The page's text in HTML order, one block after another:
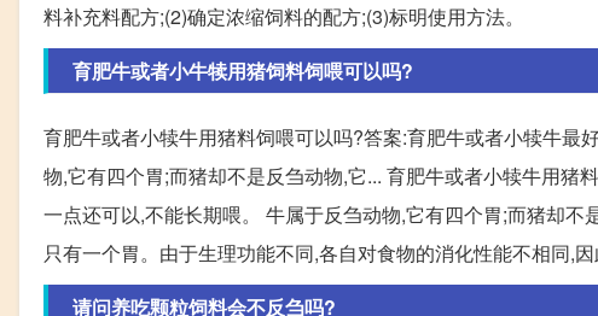
料补充料配方;(2)确定浓缩饲料的配方;(3)标明使用方法。
育肥牛或者小牛犊用猪饲料饲喂可以吗?
育肥牛或者小犊牛用猪料饲喂可以吗?答案:育肥牛或者小犊牛最
物,它有四个胃;而猪却不是反刍动物,它... 育肥牛或者小犊牛用
一点还可以,不能长期喂。 牛属于反刍动物,它有四个胃;而猪却
只有一个胃。由于生理功能不同,各自对食物的消化性能不相同,
请问养吃颗粒饲料会不反刍吗?